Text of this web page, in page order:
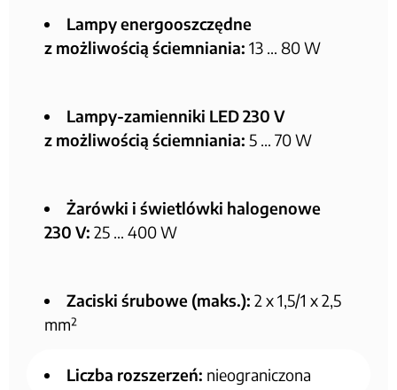
Lampy energooszczędne
z możliwością ściemniania: 13 … 80 W
Lampy-zamienniki LED 230 V
z możliwością ściemniania: 5 … 70 W
Żarówki i świetlówki halogenowe
230 V: 25 … 400 W
Zaciski śrubowe (maks.): 2 x 1,5/1 x 2,5
mm²
Liczba rozszerzeń: nieograniczona